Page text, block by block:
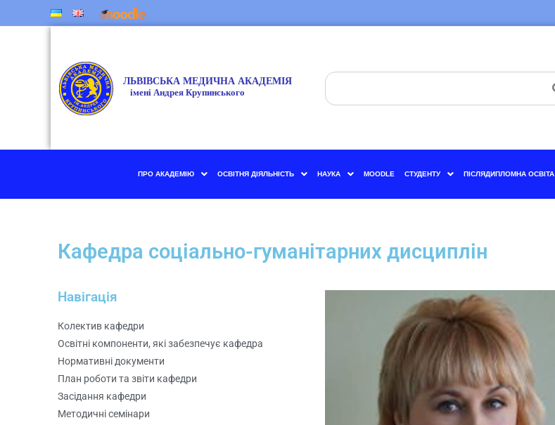
ПРО АКАДЕМІЮ ОСВІТНЯ ДІЯЛЬНІСТЬ НАУКА MOODLE СТУДЕНТУ ПІСЛЯДИПЛОМНА ОСВІТА
Кафедра соціально-гуманітарних дисциплін
Навігація
Колектив кафедри
Освітні компоненти, які забезпечує кафедра
Нормативні документи
План роботи та звіти кафедри
Засідання кафедри
Методичні семінари